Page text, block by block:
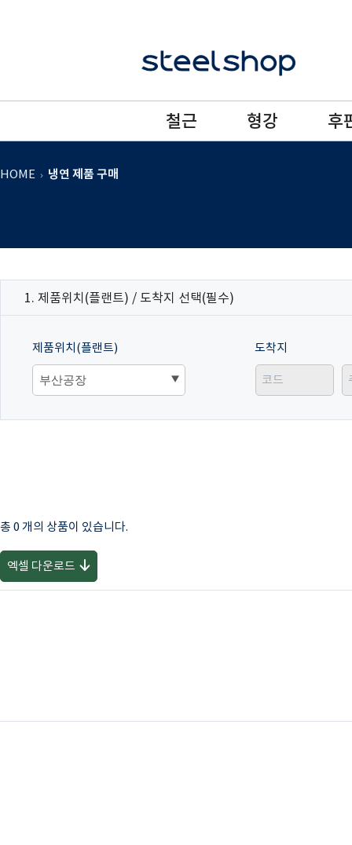
철근 형강 후
HOME 냉연 제품 구매
1. 제품위치(플랜트) / 도착지 선택(필수)
제품위치(플랜트) 도착지
총 0 개의 상품이 있습니다.
엑셀 다운로드